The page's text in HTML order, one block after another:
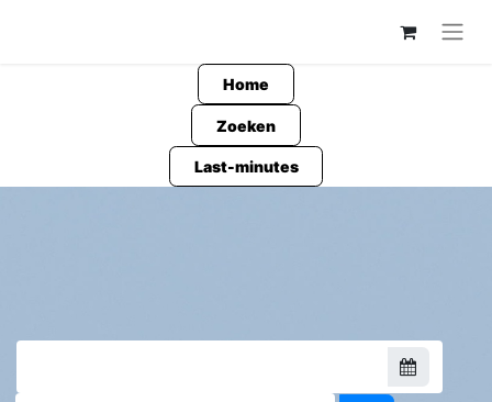
Home
Zoeken
Last-minutes